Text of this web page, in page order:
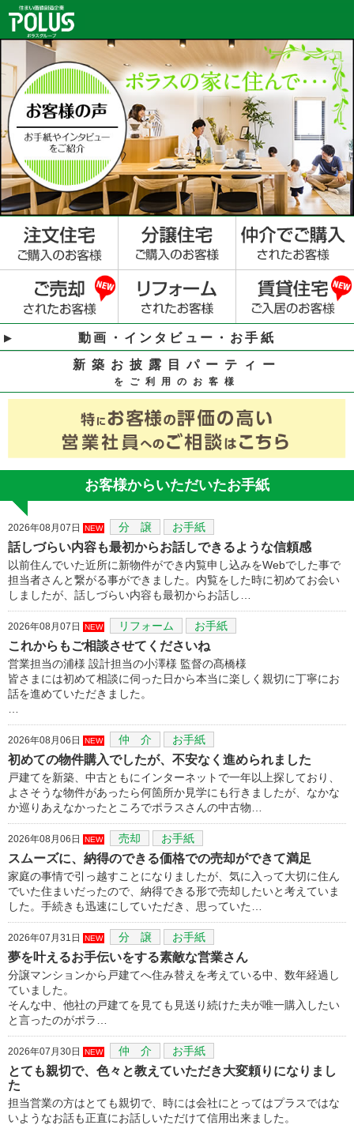
動画・インタビュー・お手紙
新築お披露目パーティー
をご利用のお客様
お客様からいただいたお手紙
2026年08月07日 NEW 分 譲 お手紙
話しづらい内容も最初からお話しできるような信頼感
以前住んでいた近所に新物件ができ内覧申し込みをWebでした事で
担当者さんと繋がる事ができました。内覧をした時に初めてお会い
しましたが、話しづらい内容も最初からお話し…
2026年08月07日 NEW リフォーム お手紙
これからもご相談させてくださいね
営業担当の浦様 設計担当の小澤様 監督の髙橋様
皆さまには初めて相談に伺った日から本当に楽しく親切に丁寧にお
話を進めていただきました。
2026年08月06日 NEW 仲 介 お手紙
初めての物件購入でしたが、不安なく進められました
戸建てを新築、中古ともにインターネットで一年以上探しており、
よさそうな物件があったら何箇所か見学にも行きましたが、なかな
か巡りあえなかったところでポラスさんの中古物…
2026年08月06日 NEW 売却 お手紙
スムーズに、納得のできる価格での売却ができて満足
家庭の事情で引っ越すことになりましたが、気に入って大切に住ん
でいた住まいだったので、納得できる形で売却したいと考えていま
した。手続きも迅速にしていただき、思っていた…
2026年07月31日 NEW 分 譲 お手紙
夢を叶えるお手伝いをする素敵な営業さん
分譲マンションから戸建てへ住み替えを考えている中、数年経過し
ていました。
そんな中、他社の戸建てを見ても見送り続けた夫が唯一購入したい
と言ったのがポラ…
2026年07月30日 NEW 仲 介 お手紙
とても親切で、色々と教えていただき大変頼りになりまし
た
担当営業の方はとても親切で、時には会社にとってはプラスではな
いようなお話も正直にお話しいただけて信用出来ました。